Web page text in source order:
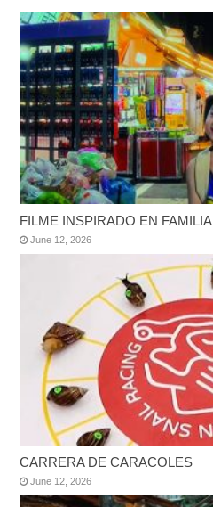
FILME INSPIRADO EN FAMILIA
June 12, 2026
CARRERA DE CARACOLES
June 12, 2026